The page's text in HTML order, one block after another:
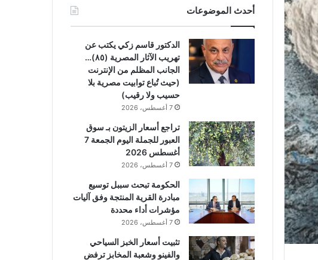
أحدث الموضوعات
الدكتور قاسم زكي يكتب عن
تهريب الآثار المصرية (٨٥)…
الجانب المظلم من الإنترنت
(حيث تُباع توابيت مصرية بلا
حسيب ولا رقيب)
7 أغسطس، 2026
تراجع أسعار الزيتون بـ سوق
العبور للجملة اليوم الجمعة 7
أغسطس 2026
7 أغسطس، 2026
الحكومة تبحث سببل توسيع
مبادرة القرية المنتجة وفق آليات
مؤشرات أداء محددة
7 أغسطس، 2026
تثبيت أسعار الخبز السياحي
والفينو وشعبة المخابز ترفض